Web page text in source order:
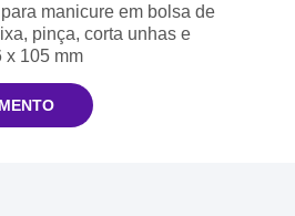
manicure em bolsa de
pinça, corta unhas e
x 105 mm